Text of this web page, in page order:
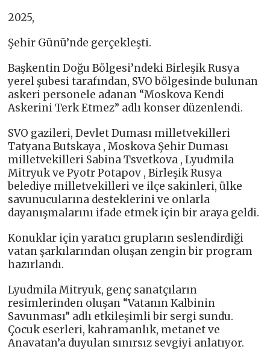
2025,
Şehir Günü’nde gerçekleşti.
Başkentin Doğu Bölgesi’ndeki Birleşik Rusya
yerel şubesi tarafından, SVO bölgesinde bulunan
askeri personele adanan “Moskova Kendi
Askerini Terk Etmez” adlı konser düzenlendi.
SVO gazileri, Devlet Duması milletvekilleri
Tatyana Butskaya , Moskova Şehir Duması
milletvekilleri Sabina Tsvetkova , Lyudmila
Mitryuk ve Pyotr Potapov , Birleşik Rusya
belediye milletvekilleri ve ilçe sakinleri, ülke
savunucularına desteklerini ve onlarla
dayanışmalarını ifade etmek için bir araya geldi.
Konuklar için yaratıcı grupların seslendirdiği
vatan şarkılarından oluşan zengin bir program
hazırlandı.
Lyudmila Mitryuk, genç sanatçıların
resimlerinden oluşan “Vatanın Kalbinin
Savunması” adlı etkileşimli bir sergi sundu.
Çocuk eserleri, kahramanlık, metanet ve
Anavatan’a duyulan sınırsız sevgiyi anlatıyor.